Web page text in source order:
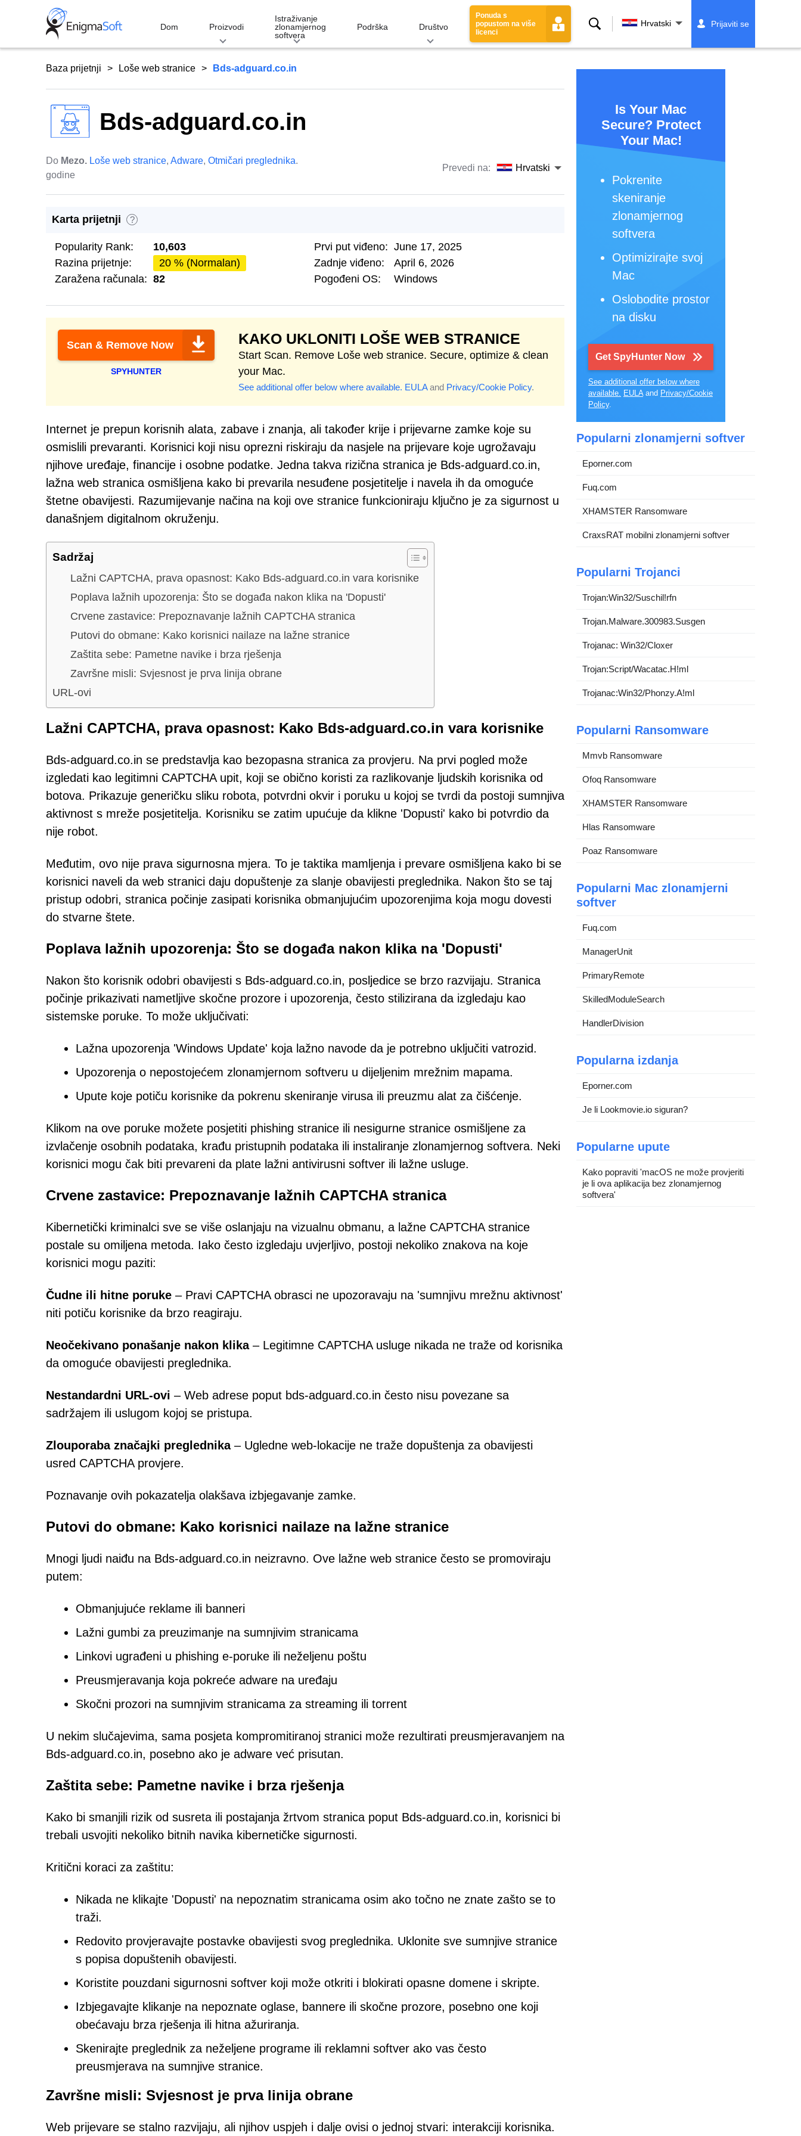
Dom Proizvodi
Istraživanje
zlonamjernog
softvera
Podrška Društvo
Ponuda s
popustom na više
licenci
Traži Hrvatski Prijaviti se
Baza prijetnji Loše web stranice Bds-adguard.co.in
Bds-adguard.co.in
Do Mezo. Loše web stranice, Adware, Otmičari preglednika.
godine
Prevedi na: Hrvatski
Karta prijetnji ?
Popularity Rank:
10,603
Razina prijetnje:
20 % (Normalan)
Zaražena računala: 82
Prvi put viđeno: June 17, 2025
Zadnje viđeno:
April 6, 2026
Pogođeni OS:
Windows
Scan & Remove Now
SPYHUNTER
KAKO UKLONITI LOŠE WEB STRANICE
Start Scan. Remove Loše web stranice. Secure, optimize & clean
your Mac.
See additional offer below where available. EULAand Privacy/Cookie Policy.
Internet je prepun korisnih alata, zabave i znanja, ali također krije i prijevarne zamke koje su
osmislili prevaranti. Korisnici koji nisu oprezni riskiraju da nasjele na prijevare koje ugrožavaju
njihove uređaje, financije i osobne podatke. Jedna takva rizična stranica je Bds-adguard.co.in,
lažna web stranica osmišljena kako bi prevarila nesuđene posjetitelje i navela ih da omoguće
štetne obavijesti. Razumijevanje načina na koji ove stranice funkcioniraju ključno je za sigurnost u
današnjem digitalnom okruženju.
Sadržaj
Lažni CAPTCHA, prava opasnost: Kako Bds-adguard.co.in vara korisnike
Poplava lažnih upozorenja: Što se događa nakon klika na 'Dopusti'
Crvene zastavice: Prepoznavanje lažnih CAPTCHA stranica
Putovi do obmane: Kako korisnici nailaze na lažne stranice
Zaštita sebe: Pametne navike i brza rješenja
Završne misli: Svjesnost je prva linija obrane
URL-ovi
Lažni CAPTCHA, prava opasnost: Kako Bds-adguard.co.in vara korisnike
Bds-adguard.co.in se predstavlja kao bezopasna stranica za provjeru. Na prvi pogled može
izgledati kao legitimni CAPTCHA upit, koji se obično koristi za razlikovanje ljudskih korisnika od
botova. Prikazuje generičku sliku robota, potvrdni okvir i poruku u kojoj se tvrdi da postoji sumnjiva
aktivnost s mreže posjetitelja. Korisniku se zatim upućuje da klikne 'Dopusti' kako bi potvrdio da
nije robot.
Međutim, ovo nije prava sigurnosna mjera. To je taktika mamljenja i prevare osmišljena kako bi se
korisnici naveli da web stranici daju dopuštenje za slanje obavijesti preglednika. Nakon što se taj
pristup odobri, stranica počinje zasipati korisnika obmanjujućim upozorenjima koja mogu dovesti
do stvarne štete.
Poplava lažnih upozorenja: Što se događa nakon klika na 'Dopusti'
Nakon što korisnik odobri obavijesti s Bds-adguard.co.in, posljedice se brzo razvijaju. Stranica
počinje prikazivati nametljive skočne prozore i upozorenja, često stilizirana da izgledaju kao
sistemske poruke. To može uključivati:
Lažna upozorenja 'Windows Update' koja lažno navode da je potrebno uključiti vatrozid.
Upozorenja o nepostojećem zlonamjernom softveru u dijeljenim mrežnim mapama.
Upute koje potiču korisnike da pokrenu skeniranje virusa ili preuzmu alat za čišćenje.
Klikom na ove poruke možete posjetiti phishing stranice ili nesigurne stranice osmišljene za
izvlačenje osobnih podataka, krađu pristupnih podataka ili instaliranje zlonamjernog softvera. Neki
korisnici mogu čak biti prevareni da plate lažni antivirusni softver ili lažne usluge.
Crvene zastavice: Prepoznavanje lažnih CAPTCHA stranica
Kibernetički kriminalci sve se više oslanjaju na vizualnu obmanu, a lažne CAPTCHA stranice
postale su omiljena metoda. Iako često izgledaju uvjerljivo, postoji nekoliko znakova na koje
korisnici mogu paziti:
Čudne ili hitne poruke – Pravi CAPTCHA obrasci ne upozoravaju na 'sumnjivu mrežnu aktivnost'
niti potiču korisnike da brzo reagiraju.
Neočekivano ponašanje nakon klika– Legitimne CAPTCHA usluge nikada ne traže od korisnika
da omoguće obavijesti preglednika.
Nestandardni URL-ovi – Web adrese poput bds-adguard.co.in često nisu povezane sa
sadržajem ili uslugom kojoj se pristupa.
Zlouporaba značajki preglednika– Ugledne web-lokacije ne traže dopuštenja za obavijesti
usred CAPTCHA provjere.
Poznavanje ovih pokazatelja olakšava izbjegavanje zamke.
Putovi do obmane: Kako korisnici nailaze na lažne stranice
Mnogi ljudi naiđu na Bds-adguard.co.in neizravno. Ove lažne web stranice često se promoviraju
putem:
Obmanjujuće reklame ili banneri
Lažni gumbi za preuzimanje na sumnjivim stranicama
Linkovi ugrađeni u phishing e-poruke ili neželjenu poštu
Preusmjeravanja koja pokreće adware na uređaju
Skočni prozori na sumnjivim stranicama za streaming ili torrent
U nekim slučajevima, sama posjeta kompromitiranoj stranici može rezultirati preusmjeravanjem na
Bds-adguard.co.in, posebno ako je adware već prisutan.
Zaštita sebe: Pametne navike i brza rješenja
Kako bi smanjili rizik od susreta ili postajanja žrtvom stranica poput Bds-adguard.co.in, korisnici bi
trebali usvojiti nekoliko bitnih navika kibernetičke sigurnosti.
Kritični koraci za zaštitu:
Nikada ne klikajte 'Dopusti' na nepoznatim stranicama osim ako točno ne znate zašto se to
traži.
Redovito provjeravajte postavke obavijesti svog preglednika. Uklonite sve sumnjive stranice
s popisa dopuštenih obavijesti.
Koristite pouzdani sigurnosni softver koji može otkriti i blokirati opasne domene i skripte.
Izbjegavajte klikanje na nepoznate oglase, bannere ili skočne prozore, posebno one koji
obećavaju brza rješenja ili hitna ažuriranja.
Skenirajte preglednik za neželjene programe ili reklamni softver ako vas često
preusmjerava na sumnjive stranice.
Završne misli: Svjesnost je prva linija obrane
Web prijevare se stalno razvijaju, ali njihov uspjeh i dalje ovisi o jednoj stvari: interakciji korisnika.
Is Your Mac
Secure? Protect
Your Mac!
Pokrenite
skeniranje
zlonamjernog
softvera
Optimizirajte svoj
Mac
Oslobodite prostor
na disku
Get SpyHunter Now
See additional offer below where
available. EULAand Privacy/Cookie
Policy.
Popularni zlonamjerni softver
Eporner.com
Fuq.com
XHAMSTER Ransomware
CraxsRAT mobilni zlonamjerni softver
Popularni Trojanci
Trojan:Win32/Suschil!rfn
Trojan.Malware.300983.Susgen
Trojanac: Win32/Cloxer
Trojan:Script/Wacatac.H!ml
Trojanac:Win32/Phonzy.A!ml
Popularni Ransomware
Mmvb Ransomware
Ofoq Ransomware
XHAMSTER Ransomware
Hlas Ransomware
Poaz Ransomware
Popularni Mac zlonamjerni
softver
Fuq.com
ManagerUnit
PrimaryRemote
SkilledModuleSearch
HandlerDivision
Popularna izdanja
Eporner.com
Je li Lookmovie.io siguran?
Popularne upute
Kako popraviti 'macOS ne može provjeriti
je li ova aplikacija bez zlonamjernog
softvera'